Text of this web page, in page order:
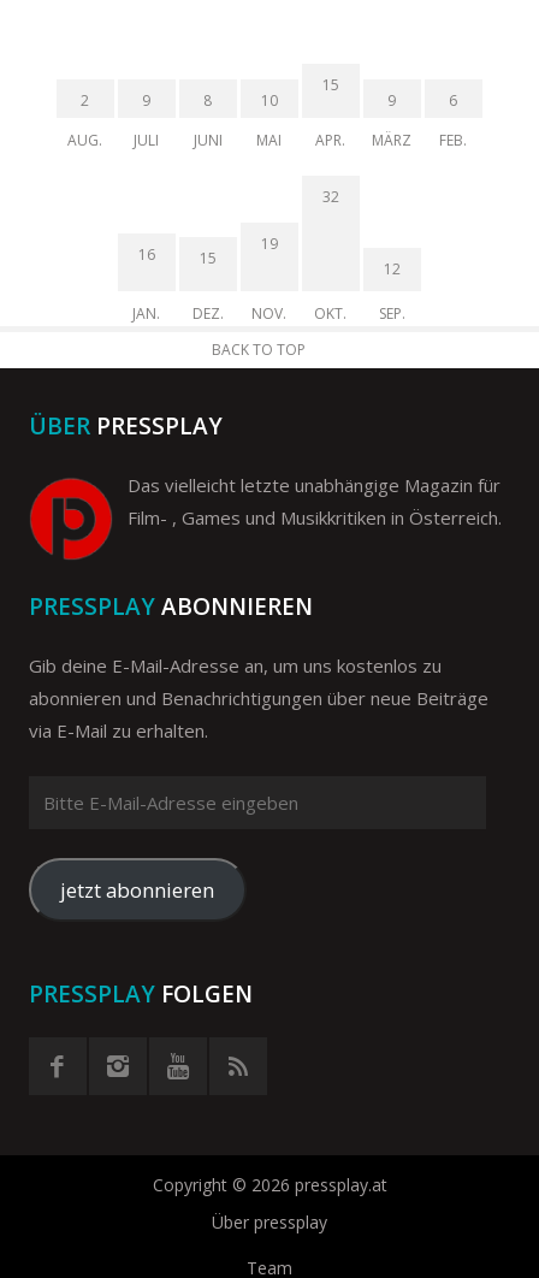
2
AUG.
9
JULI
8
JUNI
10
MAI
15
APR.
9
MÄRZ
6
FEB.
16
JAN.
15
DEZ.
19
NOV.
32
OKT.
12
SEP.
BACK TO TOP
ÜBER PRESSPLAY
Das vielleicht letzte unabhängige Magazin für
Film- , Games und Musikkritiken in Österreich.
PRESSPLAYABONNIEREN
Gib deine E-Mail-Adresse an, um uns kostenlos zu
abonnieren und Benachrichtigungen über neue Beiträge
via E-Mail zu erhalten.
Mail-
Adresse
eingeben
jetzt abonnieren
PRESSPLAY FOLGEN
Copyright © 2026 pressplay.at
Über pressplay
Team